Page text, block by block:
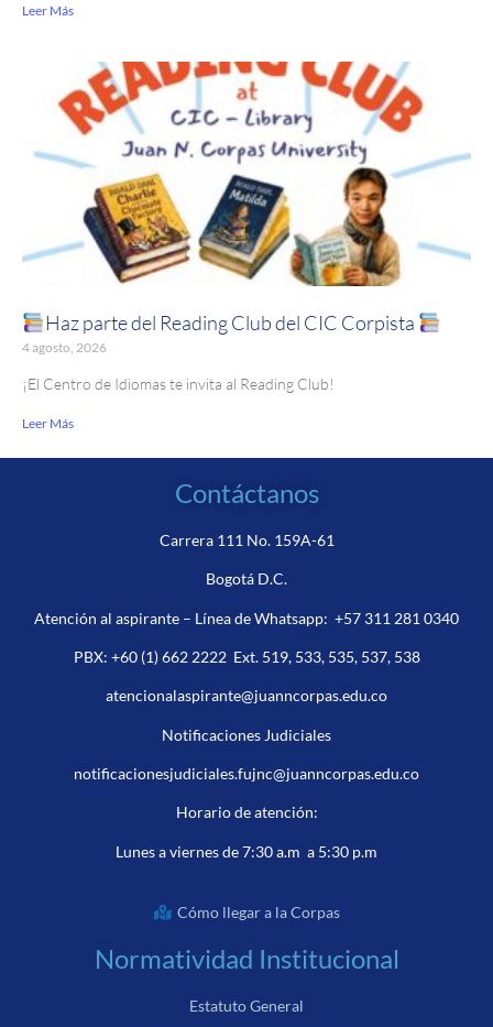
Leer Más
Haz parte del Reading Club del CIC Corpista
4 agosto, 2026
¡El Centro de Idiomas te invita al Reading Club!
Leer Más
Contáctanos
Carrera 111 No. 159A-61
Bogotá D.C.
Atención al aspirante – Línea de Whatsapp: +57 311 281 0340
PBX: +60 (1) 662 2222Ext. 519, 533, 535, 537, 538
atencionalaspirante@juanncorpas.edu.co
Notificaciones Judiciales
notificacionesjudiciales.fujnc@juanncorpas.edu.co
Horario de atención:
Lunes a viernes de 7:30 a.m a 5:30 p.m
Cómo llegar a la Corpas
Normatividad Institucional
Estatuto General